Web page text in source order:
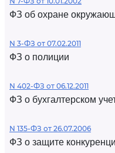
ФЗ об охране
N 3-ФЗ от 07.02.2011
ФЗ о полиции
N 402-ФЗ от 06.12.2011
ФЗ о бухгалтерском
N 135-ФЗ от 26.07.2006
ФЗ о защите